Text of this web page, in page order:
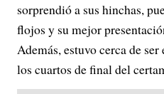
sorprendió a sus hinchas,
flojos y su mejor
Además, estuvo cerca de
los cuartos de final del